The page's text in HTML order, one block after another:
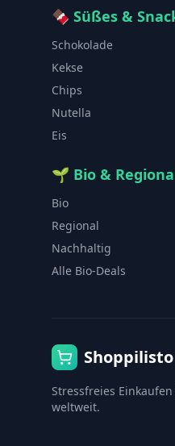
🍫 Süßes &
Schokolade
Kekse
Chips
Nutella
Eis
🌱 Bio &
Bio
Regional
Nachhaltig
Alle Bio-Deals
Shoppilisto
Stressfreies
weltweit.